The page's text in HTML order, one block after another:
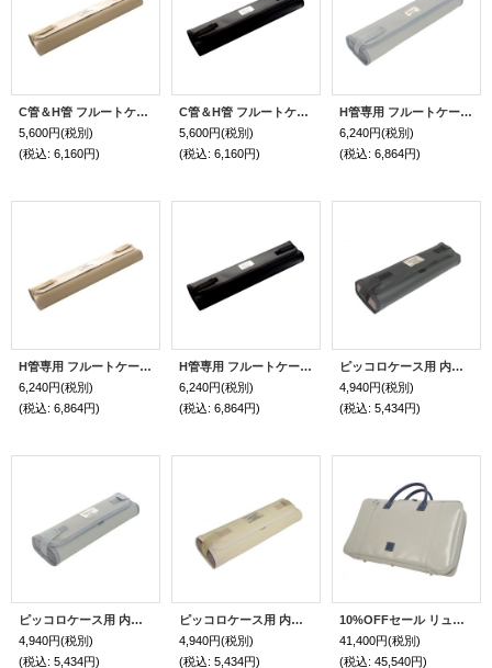
C管＆H管 フルートケース用 内装カバー ベージュ
5,600円(税別)
(税込: 6,160円)
C管＆H管 フルートケース用 内装カバー マットブラック
5,600円(税別)
(税込: 6,160円)
H管専用 フルートケース用 内装カバー グレー
6,240円(税別)
(税込: 6,864円)
H管専用 フルートケース用 内装カバー ベージュ
6,240円(税別)
(税込: 6,864円)
H管専用 フルートケース用 内装カバー マットブラック
6,240円(税別)
(税込: 6,864円)
ピッコロケース用 内装カバー マットブラック
4,940円(税別)
(税込: 5,434円)
ピッコロケース用 内装カバー グレー
4,940円(税別)
(税込: 5,434円)
ピッコロケース用 内装カバー ベージュ
4,940円(税別)
(税込: 5,434円)
10%OFFセール リュック式 スコアブリーフケースガード「Ludwig/wf」マットライトグレー / 紺
41,400円(税別)
(税込: 45,540円)